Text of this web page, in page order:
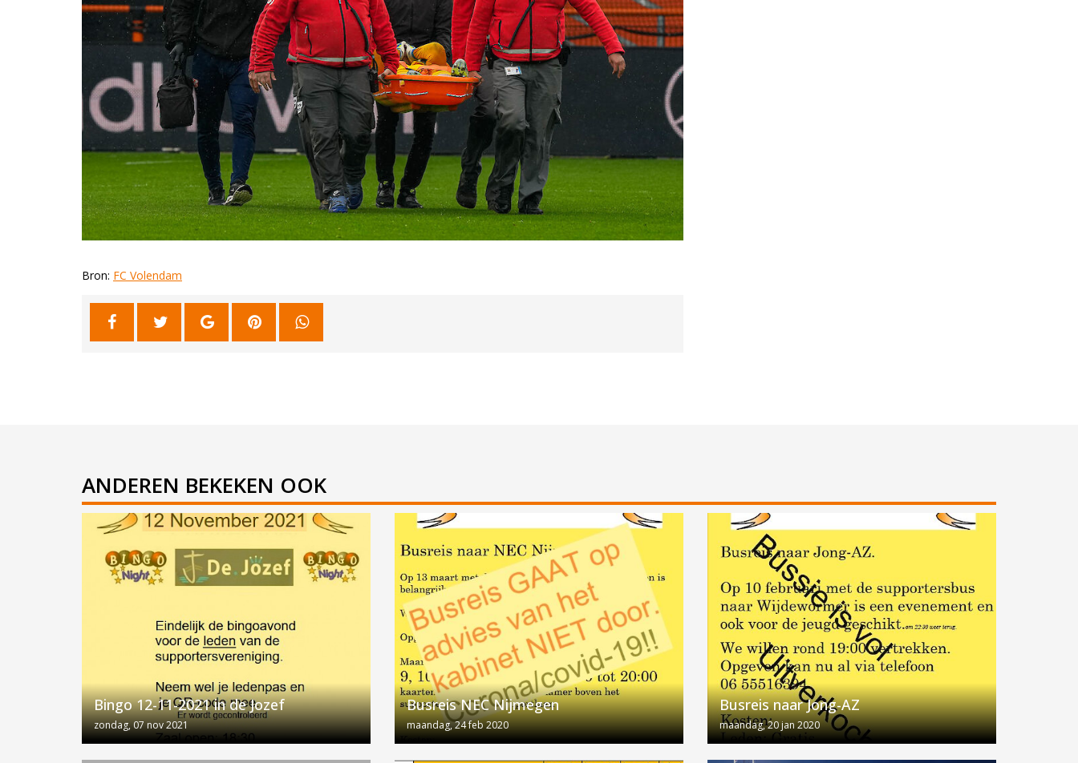
Bron: FC Volendam
ANDEREN BEKEKEN OOK
Bingo 12-11-2021 in de Jozef
zondag, 07 nov 2021
Busreis NEC Nijmegen
maandag, 24 feb 2020
Busreis naar Jong-AZ
maandag, 20 jan 2020